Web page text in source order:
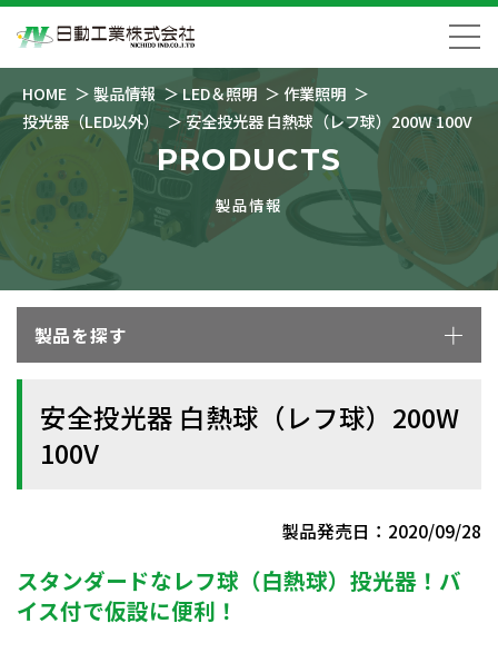
HOME 製品情報 LED＆照明
作業照明
投光器（LED以外）
安全投光器 白熱球（レフ球）200W 100V
PRODUCTS
製品情報
製品を探す
安全投光器 白熱球（レフ球）200W
100V
製品発売日：2020/09/28
スタンダードなレフ球（白熱球）投光器！バ
イス付で仮設に便利！